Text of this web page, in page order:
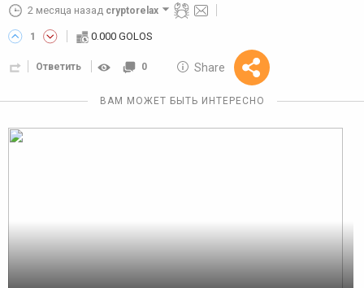
2 месяца назад cryptorelax
1 0.000 GOLOS
Ответить 0 Share
Reward
10 GOLOS
ВАМ МОЖЕТ БЫТЬ ИНТЕРЕСНО